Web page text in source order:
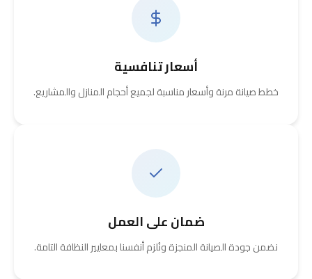
أسعار تنافسية
خطط صيانة مرنة وأسعار مناسبة لجميع أحجام المنازل والمشاريع.
ضمان على العمل
نضمن جودة الصيانة المنجزة ونُلزم أنفسنا بمعايير النظافة التامة.